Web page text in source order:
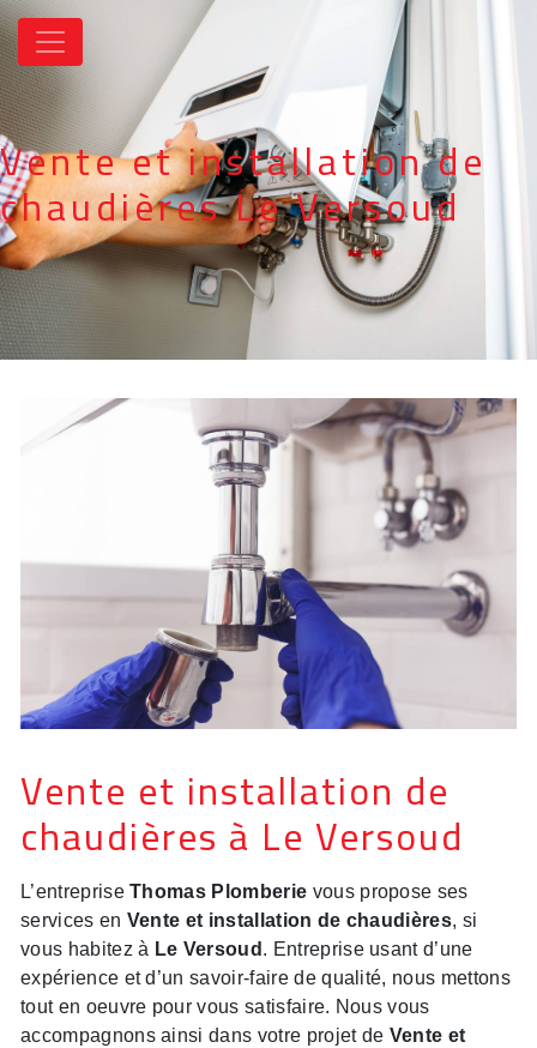
Panneau de gestion des cookies
Vente et installation de
chaudières Le Versoud
Vente et installation de
chaudières à Le Versoud
L’entrepriseThomas Plomberie vous propose ses
services en Vente et installation de chaudières, si
vous habitez à Le Versoud . Entreprise usant d’une
expérience et d’un savoir-faire de qualité, nous mettons
tout en oeuvre pour vous satisfaire. Nous vous
accompagnons ainsi dans votre projet de Vente et